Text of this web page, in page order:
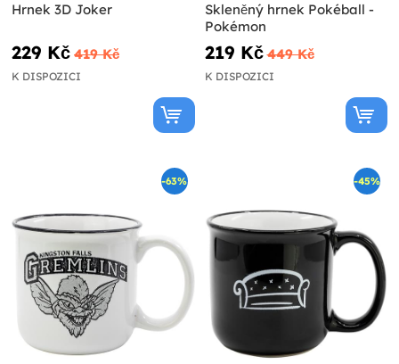
Hrnek 3D Joker
229 Kč 419 Kč
K DISPOZICI
Skleněný hrnek Pokéball -
Pokémon
219 Kč 449 Kč
K DISPOZICI
-63% -45%